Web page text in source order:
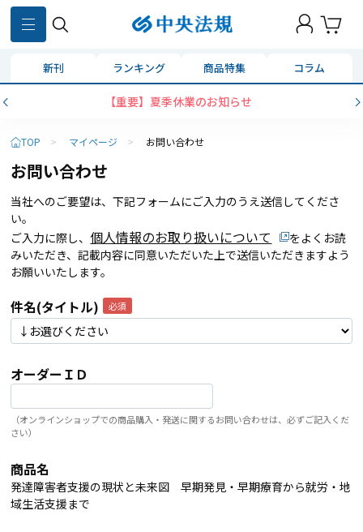
新刊 ランキング 商品特集 コラム
【重要】夏季休業のお知らせ
TOP > マイページ > お問い合わせ
お問い合わせ
当社へのご要望は、下記フォームにご入力のうえ送信してくださ
い。
ご入力に際し、 個人情報のお取り扱いについて
をよくお読
みいただき、記載内容に同意いただいた上で送信いただきますよう
お願いいたします。
件名(タイトル)
オーダーＩＤ
（オンラインショップでの商品購入・発送に関するお問い合わせは、必ずご記入くだ
さい）
商品名
発達障害者支援の現状と未来図 早期発見・早期療育から就労・地
域生活支援まで